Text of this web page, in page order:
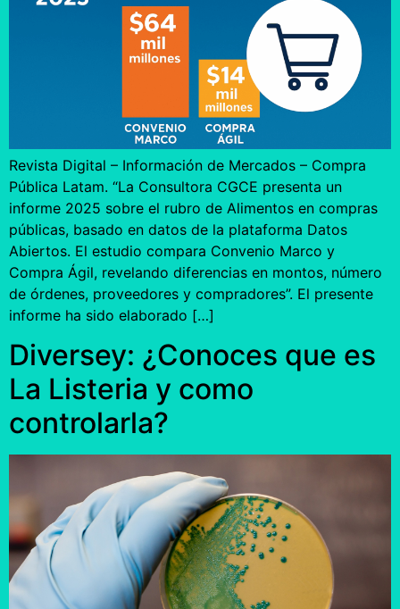
Revista Digital – Información de Mercados – Compra
Pública Latam. “La Consultora CGCE presenta un
informe 2025 sobre el rubro de Alimentos en compras
públicas, basado en datos de la plataforma Datos
Abiertos. El estudio compara Convenio Marco y
Compra Ágil, revelando diferencias en montos, número
de órdenes, proveedores y compradores”. El presente
informe ha sido elaborado […]
Diversey: ¿Conoces que es
La Listeria y como
controlarla?